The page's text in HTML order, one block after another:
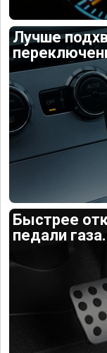
Лучше
Быстрее
педали газа.